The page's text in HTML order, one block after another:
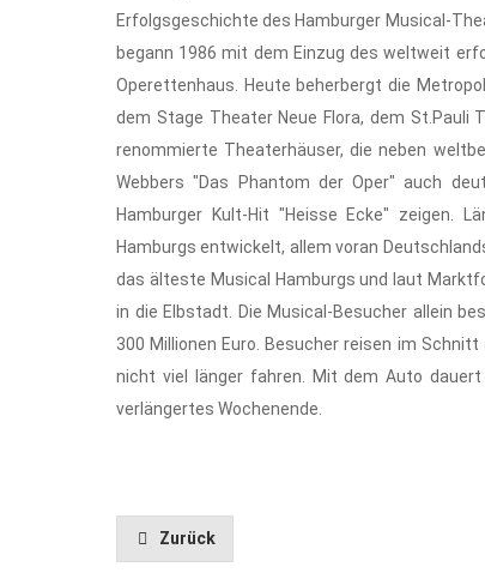
Erfolgsgeschichte des Hamburger Musical-
begann 1986 mit dem Einzug des weltweit
Operettenhaus. Heute beherbergt die
dem Stage Theater Neue Flora, dem St.Pauli
renommierte Theaterhäuser, die neben
Webbers "Das Phantom der Oper" auch
Hamburger Kult-Hit "Heisse Ecke" zeigen.
Hamburgs entwickelt, allem voran
das älteste Musical Hamburgs und laut
in die Elbstadt. Die Musical-Besucher allein
300 Millionen Euro. Besucher reisen im
nicht viel länger fahren. Mit dem Auto
verlängertes Wochenende.
Zurück